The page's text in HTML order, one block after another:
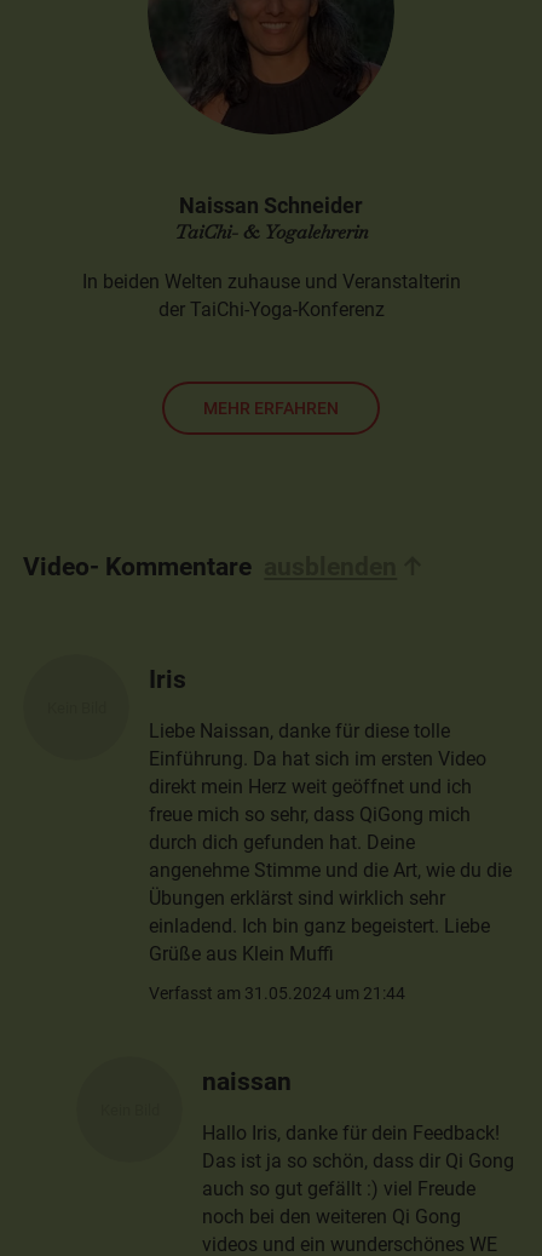
Naissan Schneider
TaiChi- & Yogalehrerin
In beiden Welten zuhause und Veranstalterin
der TaiChi-Yoga-Konferenz
MEHR ERFAHREN
Video- Kommentare
Iris
Liebe Naissan, danke für diese tolle
Einführung. Da hat sich im ersten Video
direkt mein Herz weit geöffnet und ich
freue mich so sehr, dass QiGong mich
durch dich gefunden hat. Deine
angenehme Stimme und die Art, wie du die
Übungen erklärst sind wirklich sehr
einladend. Ich bin ganz begeistert. Liebe
Grüße aus Klein Muffi
Verfasst am 31.05.2024 um 21:44
naissan
Hallo Iris, danke für dein Feedback!
Das ist ja so schön, dass dir Qi Gong
auch so gut gefällt :) viel Freude
noch bei den weiteren Qi Gong
videos und ein wunderschönes WE